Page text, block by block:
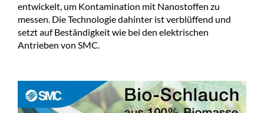
entwickelt, um Kontamination mit Nanostoffen zu
messen. Die Technologie dahinter ist verblüffend und
setzt auf Beständigkeit wie bei den elektrischen
Antrieben von SMC.